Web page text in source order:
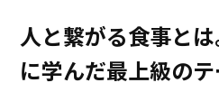
人と繋がる食事と
に学んだ最上級の